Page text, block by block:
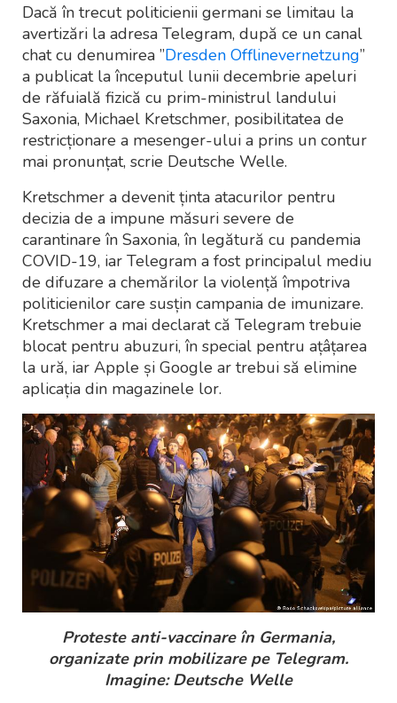
Dacă în trecut politicienii germani se limitau la
avertizări la adresa Telegram, după ce un canal
chat cu denumirea ”Dresden Offlinevernetzung”
a publicat la începutul lunii decembrie apeluri
de răfuială fizică cu prim-ministrul landului
Saxonia, Michael Kretschmer, posibilitatea de
restricționare a mesenger-ului a prins un contur
mai pronunțat, scrie Deutsche Welle.
Kretschmer a devenit ținta atacurilor pentru
decizia de a impune măsuri severe de
carantinare în Saxonia, în legătură cu pandemia
COVID-19, iar Telegram a fost principalul mediu
de difuzare a chemărilor la violență împotriva
politicienilor care susțin campania de imunizare.
Kretschmer a mai declarat că Telegram trebuie
blocat pentru abuzuri, în special pentru ațâțarea
la ură, iar Apple și Google ar trebui să elimine
aplicația din magazinele lor.
Proteste anti-vaccinare în Germania,
organizate prin mobilizare pe Telegram.
Imagine: Deutsche Welle